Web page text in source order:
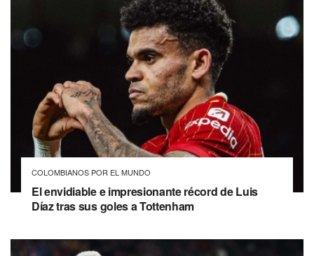
COLOMBIANOS POR EL MUNDO
El envidiable e impresionante récord de Luis
Díaz tras sus goles a Tottenham